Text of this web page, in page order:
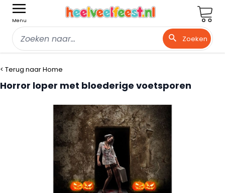
Menu
Zoeken
< Terug naar Home
Horror loper met bloederige voetsporen